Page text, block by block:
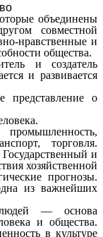
объединены
совместной
нравственные и
общества.
и создатель
и развивается
представление о
торговля.
и
хозяйственной
прогнозы.
из важнейших
— основа
и общества.
в культуре